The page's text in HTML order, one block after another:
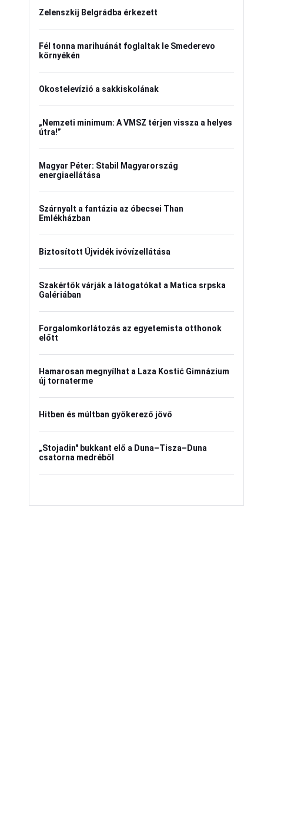
Zelenszkij Belgrádba érkezett
Fél tonna marihuánát foglaltak le Smederevo
környékén
Okostelevízió a sakkiskolának
„Nemzeti minimum: A VMSZ térjen vissza a helyes
útra!”
Magyar Péter: Stabil Magyarország
energiaellátása
Szárnyalt a fantázia az óbecsei Than
Emlékházban
Biztosított Újvidék ivóvízellátása
Szakértők várják a látogatókat a Matica srpska
Galériában
Forgalomkorlátozás az egyetemista otthonok
előtt
Hamarosan megnyílhat a Laza Kostić Gimnázium
új tornaterme
Hitben és múltban gyökerező jövő
„Stojadin" bukkant elő a Duna–Tisza–Duna
csatorna medréből